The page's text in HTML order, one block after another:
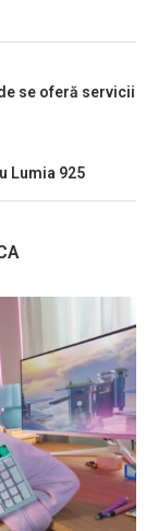
se oferă servicii
Lumia 925